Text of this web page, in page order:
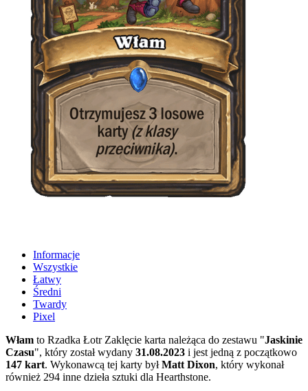
Informacje
Wszystkie
Łatwy
Średni
Twardy
Pixel
Włam to Rzadka Łotr Zaklęcie karta należąca do zestawu "Jaskinie
Czasu", który został wydany 31.08.2023 i jest jedną z początkowo
147 kart. Wykonawcą tej karty byłMatt Dixon, który wykonał
również 294 inne dzieła sztuki dla Hearthstone.